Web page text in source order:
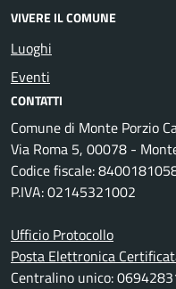
VIVERE IL COMUNE
Luoghi
Eventi
CONTATTI
Comune di Monte Porzio
Via Roma 5, 00078 -
Codice fiscale:
P.IVA: 02145321002
Ufficio Protocollo
Posta Elettronica
Centralino unico: